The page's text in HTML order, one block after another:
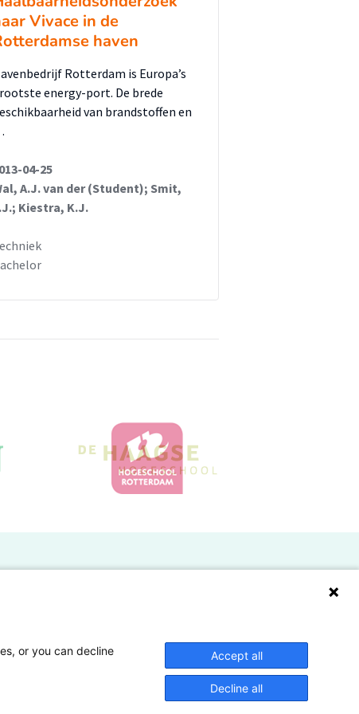
Vivace in de
haven
Rotterdam is Europa’s
energy-port. De brede
van brandstoffen en
04-25
A.J. van der (Student); Smit,
Kiestra, K.J.
Lectoren en onderzoekers
or you can decline
Accept all
Decline all